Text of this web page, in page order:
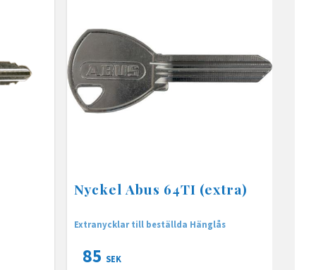
Nyckel Abus 64TI (extra)
Extranycklar till beställda Hänglås
85 SEK